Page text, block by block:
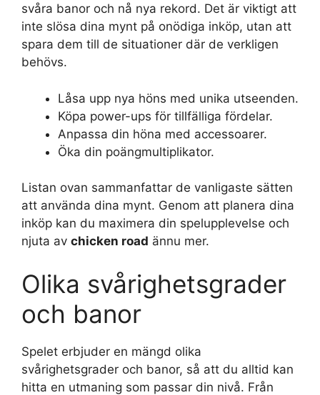
svåra banor och nå nya rekord. Det är viktigt att
inte slösa dina mynt på onödiga inköp, utan att
spara dem till de situationer där de verkligen
behövs.
Låsa upp nya höns med unika utseenden.
Köpa power-ups för tillfälliga fördelar.
Anpassa din höna med accessoarer.
Öka din poängmultiplikator.
Listan ovan sammanfattar de vanligaste sätten
att använda dina mynt. Genom att planera dina
inköp kan du maximera din spelupplevelse och
njuta av chicken road ännu mer.
Olika svårighetsgrader
och banor
Spelet erbjuder en mängd olika
svårighetsgrader och banor, så att du alltid kan
hitta en utmaning som passar din nivå. Från